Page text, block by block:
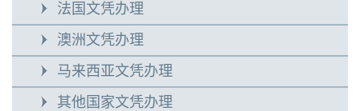
法国文凭办理
澳洲文凭办理
马来西亚文凭办理
其他国家文凭办理